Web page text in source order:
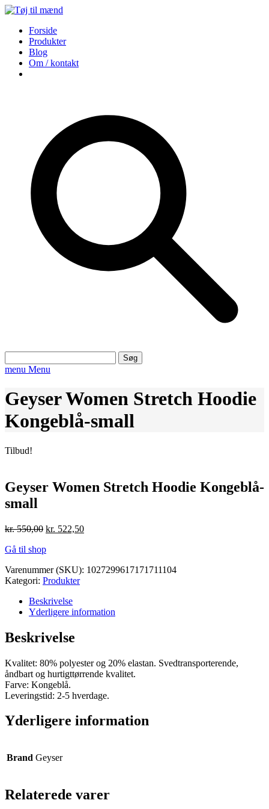
Forside
Produkter
Blog
Om / kontakt
efter:
menu Menu
Geyser Women Stretch Hoodie
Kongeblå-small
Tilbud!
Geyser Women Stretch Hoodie Kongeblå-
small
kr.550,00 Den
pris
kr. 550,00.
kr. 522,50Den
kr. 522,50.
Gå til shop
Varenummer (SKU): 1027299617171711104
Kategori: Produkter
Beskrivelse
Yderligere information
Beskrivelse
Kvalitet: 80% polyester og 20% elastan. Svedtransporterende,
åndbart og hurtigttørrende kvalitet.
Farve: Kongeblå.
Leveringstid: 2-5 hverdage.
Yderligere information
Brand Geyser
Relaterede varer